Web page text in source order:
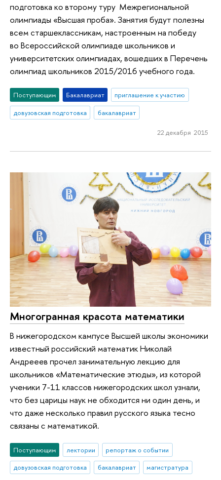
подготовка ко второму туру Межрегиональной
олимпиады «Высшая проба». Занятия будут полезны
всем старшеклассникам, настроенным на победу
во Всероссийской олимпиаде школьников и
университетских олимпиадах, вошедших в Перечень
олимпиад школьников 2015/2016 учебного года.
Поступающим Бакалавриат
приглашение к участию
довузовская подготовка
бакалавриат
22 декабря 2015
Многогранная красота математики
В нижегородском кампусе Высшей школы экономики
известный российский математик Николай
Андрееев прочел занимательную лекцию для
школьников «Математические этюды», из которой
ученики 7-11 классов нижегородских школ узнали,
что без царицы наук не обходится ни один день, и
что даже несколько правил русского языка тесно
связаны с математикой.
Поступающим лектории
репортаж о событии
довузовская подготовка
бакалавриат магистратура